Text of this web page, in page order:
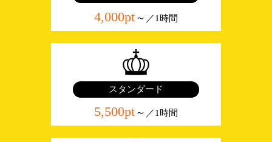
4,000pt ～ ／1時間
スタンダード
5,500pt ～ ／1時間